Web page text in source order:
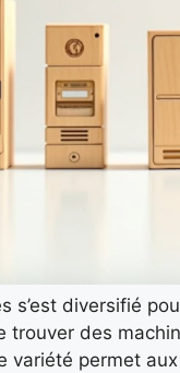
s’est diversifié
trouver des
variété permet